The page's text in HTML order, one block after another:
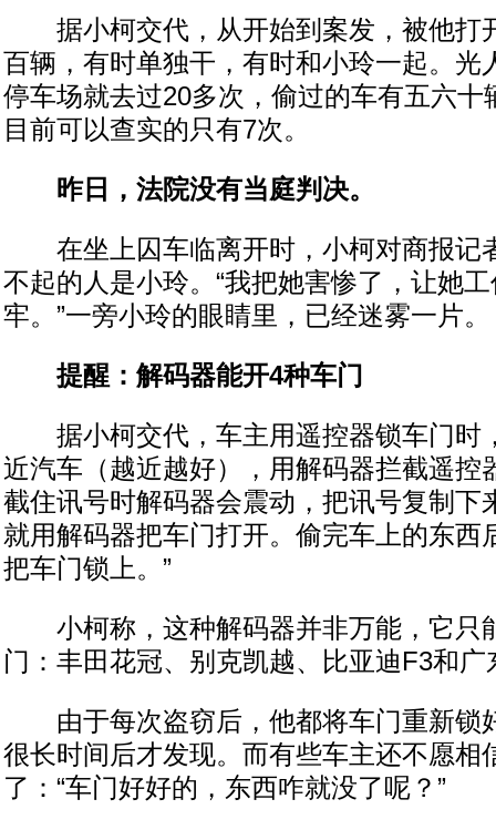
据小柯交代，从开始到案发，被他打
百辆，有时单独干，有时和小玲一起。光
停车场就去过20多次，偷过的车有五六十
目前可以查实的只有7次。
昨日，法院没有当庭判决。
在坐上囚车临离开时，小柯对商报记
不起的人是小玲。“我把她害惨了，让她
牢。”一旁小玲的眼睛里，已经迷雾一片。
提醒：解码器能开4种车门
据小柯交代，车主用遥控器锁车门时
近汽车（越近越好），用解码器拦截遥控
截住讯号时解码器会震动，把讯号复制下
就用解码器把车门打开。偷完车上的东西
把车门锁上。”
小柯称，这种解码器并非万能，它只
门：丰田花冠、别克凯越、比亚迪F3和广
由于每次盗窃后，他都将车门重新锁
很长时间后才发现。而有些车主还不愿相
了：“车门好好的，东西咋就没了呢？”